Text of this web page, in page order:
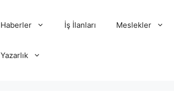
Haberler İş İlanları Meslekler
Yazarlık